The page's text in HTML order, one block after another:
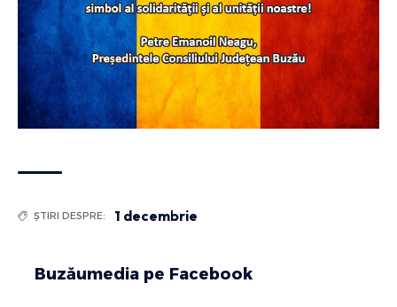
ȘTIRI DESPRE: 1 decembrie
Buzăumedia pe Facebook